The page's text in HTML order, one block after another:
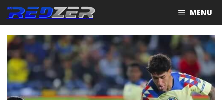
Saltar
al
contenido
MENU